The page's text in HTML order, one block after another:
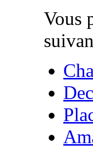
Vous